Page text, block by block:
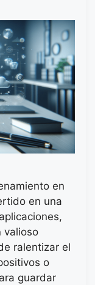
en
en una
valioso
ralentizar el
o
guardar